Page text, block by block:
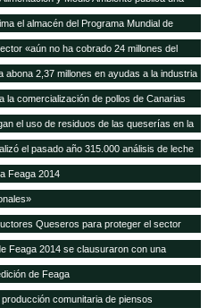
para proyectos de investigación
6,3 millones de euros
el almacén del Programa Mundial de
«aún no ha cobrado 24 millones del
abona 2,37 millones en ayudas a la industria
la comercialización de pollos de Canarias
el uso de residuos de las queserías en la
el pasado año 315.000 análisis de leche
Feaga 2014
Queseros para proteger el sector
Feaga 2014 se clausuraron con una
europeo sobre el POSEI
de Feaga
comunitaria de piensos